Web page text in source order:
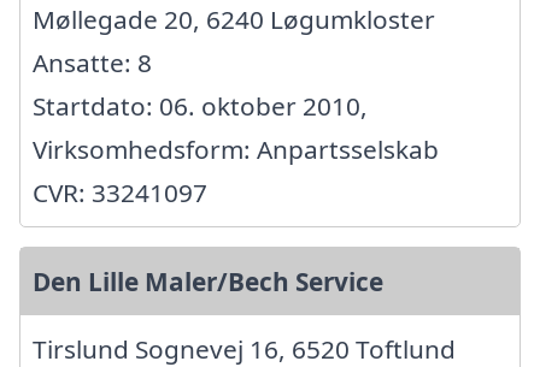
Møllegade 20, 6240 Løgumkloster
Ansatte: 8
Startdato: 06. oktober 2010,
Virksomhedsform: Anpartsselskab
CVR: 33241097
Den Lille Maler/Bech Service
Tirslund Sognevej 16, 6520 Toftlund